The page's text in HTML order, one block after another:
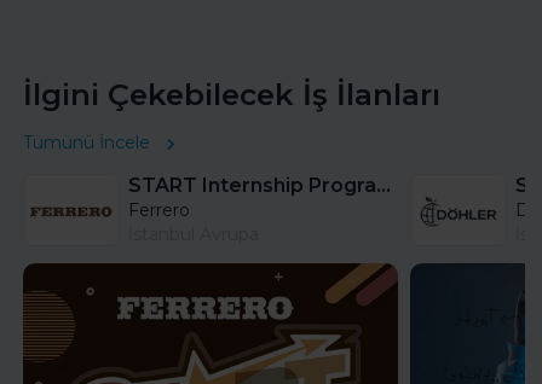
İlgini Çekebilecek İş İlanları
Tümünü İncele
START Internship Program (Sales) - Istanbul
Ferrero